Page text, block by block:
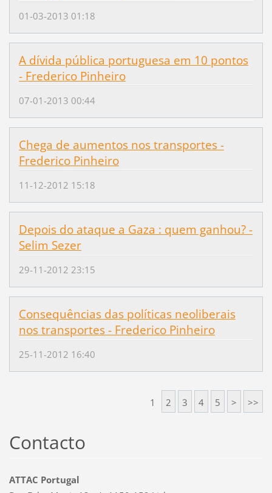
01-03-2013 01:18
A dívida pública portuguesa em 10 pontos
- Frederico Pinheiro
07-01-2013 00:44
Chega de aumentos nos transportes -
Frederico Pinheiro
11-12-2012 15:18
Depois do ataque a Gaza : quem ganhou? -
Selim Sezer
29-11-2012 23:15
Consequências das políticas neoliberais
nos transportes - Frederico Pinheiro
25-11-2012 16:40
1 2 3 4 5 > >>
Contacto
ATTAC Portugal